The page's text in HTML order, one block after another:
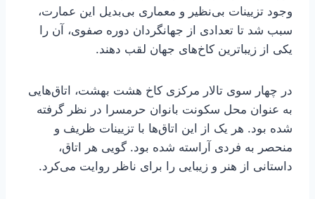
وجود تزیینات بی‌نظیر و معماری بی‌بدیل این عمارت،
سبب شد تا تعدادی از جهانگردان دوره صفوی، آن را
یکی از زیباترین کاخ‌های جهان لقب دهند.
در چهار سوی تالار مرکزی کاخ هشت بهشت، اتاق‌هایی
به عنوان محل سکونت بانوان حرمسرا در نظر گرفته
شده بود. هر یک از این اتاق‌ها با تزیینات ظریف و
منحصر به فردی آراسته شده بود. گویی هر اتاق،
داستانی از هنر و زیبایی را برای ناظر روایت می‌کرد.